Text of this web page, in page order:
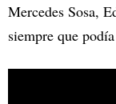
Mercedes Sosa,
siempre que